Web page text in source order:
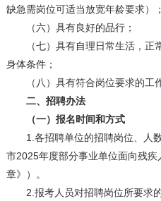
缺急需岗位可适当放宽年龄要求）；
（六）具有良好的品行；
（七）具有自理日常生活，正
身体条件；
（八）具有符合岗位要求的工作
二、招聘办法
（一）报名时间和方式
1.各招聘单位的招聘岗位、人数
市2025年度部分事业单位面向残
章》）。
2.报考人员对招聘岗位所要求的